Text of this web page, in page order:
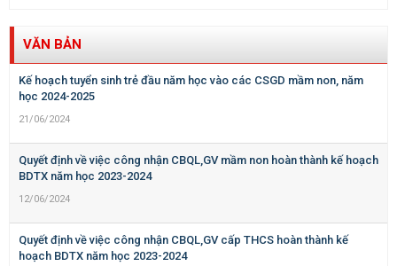
VĂN BẢN
Kế hoạch tuyển sinh trẻ đầu năm học vào các CSGD mầm non, năm
học 2024-2025
21/06/2024
Quyết định về việc công nhận CBQL,GV mầm non hoàn thành kế hoạch
BDTX năm học 2023-2024
12/06/2024
Quyết định về việc công nhận CBQL,GV cấp THCS hoàn thành kế
hoạch BDTX năm học 2023-2024